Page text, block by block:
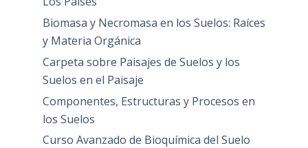
Biomasa y Necromasa en los Suelos: Raíces
y Materia Orgánica
Carpeta sobre Paisajes de Suelos y los
Suelos en el Paisaje
Componentes, Estructuras y Procesos en
los Suelos
Curso Avanzado de Bioquímica del Suelo